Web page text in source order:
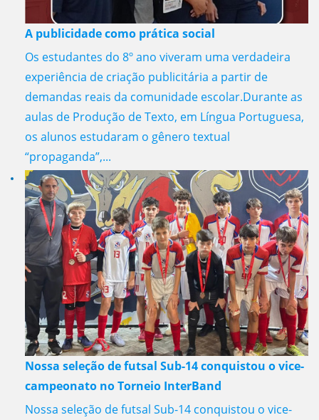
A publicidade como prática social
Os estudantes do 8º ano viveram uma verdadeira
experiência de criação publicitária a partir de
demandas reais da comunidade escolar.Durante as
aulas de Produção de Texto, em Língua Portuguesa,
os alunos estudaram o gênero textual
“propaganda”,...
Nossa seleção de futsal Sub-14 conquistou o vice-
campeonato no Torneio InterBand
Nossa seleção de futsal Sub-14 conquistou o vice-